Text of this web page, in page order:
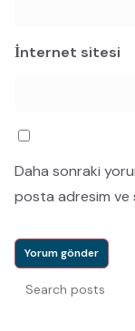
İnternet sitesi
Daha sonraki
posta adresim ve